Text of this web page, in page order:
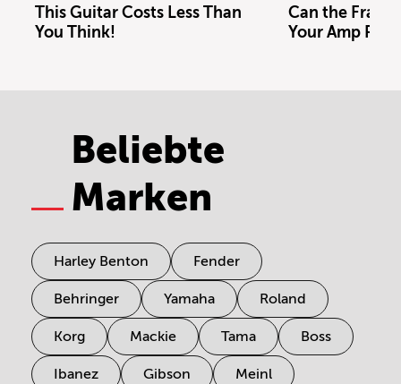
This Guitar Costs Less Than
You Think!
Can the
Your Amp Rig?
Beliebte
Marken
Harley Benton Fender
Behringer Yamaha Roland
Korg Mackie Tama Boss
Ibanez Gibson Meinl